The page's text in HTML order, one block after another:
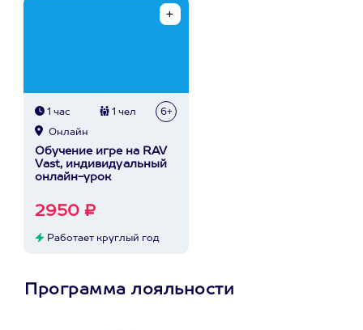
1 час 1 чел 6+
Онлайн
Обучение игре на RAV
Vast, индивидуальный
онлайн-урок
2950 ₽
Работает круглый год
Программа лояльности